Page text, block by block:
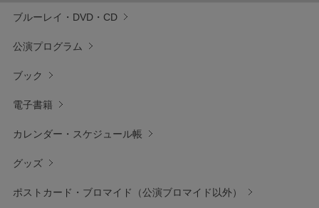
ブルーレイ・DVD・CD
公演プログラム
ブック
電子書籍
カレンダー・スケジュール帳
グッズ
ポストカード・ブロマイド（公演ブロマイド以外）